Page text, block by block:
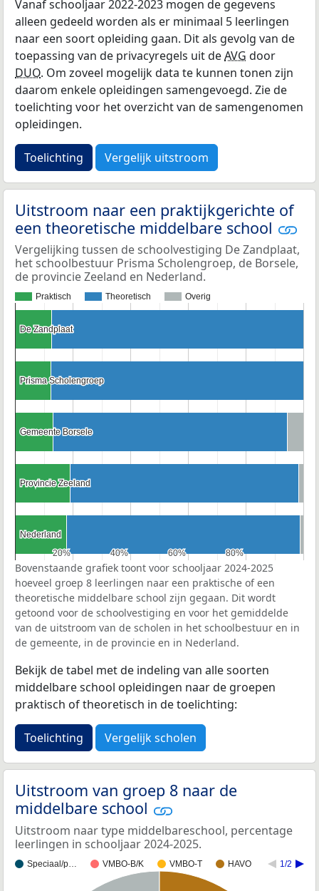
Vanaf schooljaar 2022-2023 mogen de gegevens
alleen gedeeld worden als er minimaal 5 leerlingen
naar een soort opleiding gaan. Dit als gevolg van de
toepassing van de privacyregels uit deAVG door
DUO. Om zoveel mogelijk data te kunnen tonen zijn
daarom enkele opleidingen samengevoegd. Zie de
toelichting voor het overzicht van de samengenomen
opleidingen.
Toelichting Vergelijk uitstroom
Uitstroom naar een praktijkgerichte of
een theoretische middelbare school
Vergelijking tussen de schoolvestiging De Zandplaat,
het schoolbestuur Prisma Scholengroep, de Borsele,
de provincie Zeeland en Nederland.
Praktisch Theoretisch Overig
20%
20% 40%
40% 60%
60% 80%
80%
De Zandplaat
De Zandplaat
Prisma Scholengroep
Prisma Scholengroep
Gemeente Borsele
Gemeente Borsele
Provincie Zeeland
Provincie Zeeland
Nederland
Nederland
Bovenstaande grafiek toont voor schooljaar 2024-2025
hoeveel groep 8 leerlingen naar een praktische of een
theoretische middelbare school zijn gegaan. Dit wordt
getoond voor de schoolvestiging en voor het gemiddelde
van de uitstroom van de scholen in het schoolbestuur en in
de gemeente, in de provincie en in Nederland.
Bekijk de tabel met de indeling van alle soorten
middelbare school opleidingen naar de groepen
praktisch of theoretisch in de toelichting:
Toelichting Vergelijk scholen
Uitstroom van groep 8 naar de
middelbare school
Uitstroom naar type middelbareschool, percentage
leerlingen in schooljaar 2024-2025.
Speciaal/p… VMBO-B/K VMBO-T HAVO 1/2